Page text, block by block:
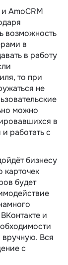
AmoCRM
возможность
в
в работу
то при
не
можно
в
работать с
бизнесу
карточек
будет
и
вручную. Вся
с